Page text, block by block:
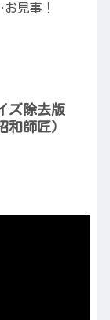
見事！
ズ除去版
師匠）